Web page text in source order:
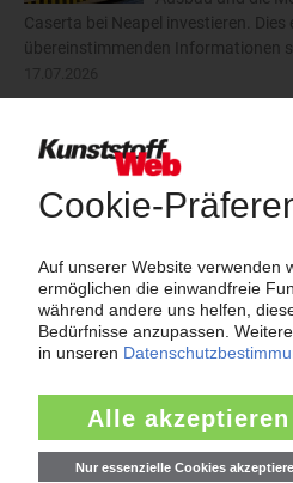
Caserta bei Neapel investieren. Dies
übereinstimmenden Informationen
Plastisud:
Für einen nicht
den Schweizer
Transaktion wurde am 22. Juni
innerhalb der Plastisud-Gruppe
15.07.2026
Akro-Plastic:
Werk in China
Am 23. Juni 2026
chinesischen